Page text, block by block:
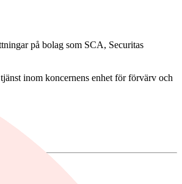
på bolag som SCA, Securitas
inom koncernens enhet för förvärv och